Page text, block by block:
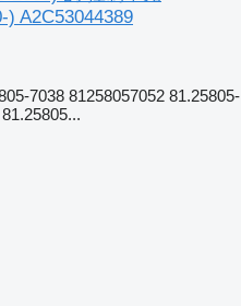
) A2C53044389
7038 81258057052 81.25805-